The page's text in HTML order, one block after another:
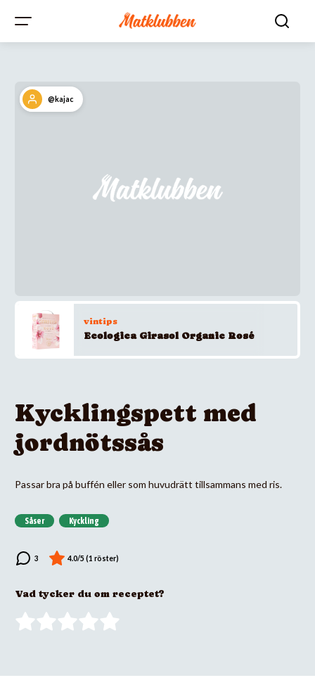
@kajac
vintips
Ecologica Girasol Organic Rosé
Kycklingspett med
jordnötssås
Passar bra på buffén eller som huvudrätt tillsammans med ris.
Såser Kyckling
Vad tycker du om receptet?